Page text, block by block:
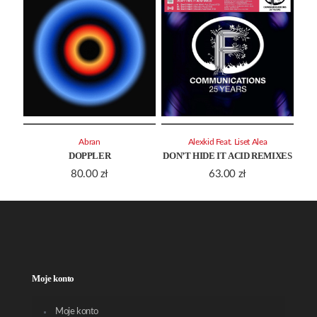
DOPPLER
80.00 zł
Abran
DON’T HIDE IT ACID REMIXES
63.00 zł
Alexkid Feat. Liset Alea
Moje konto
Moje konto